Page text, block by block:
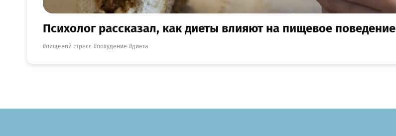
Психолог рассказал, как диеты влияют на пищевое поведение
пищевой стресс похудение диета